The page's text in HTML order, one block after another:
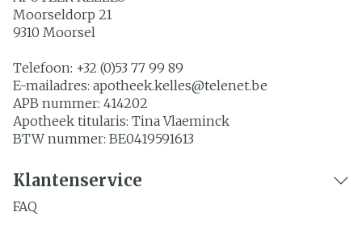
Moorseldorp 21
9310 Moorsel
Telefoon: +32 (0)53 77 99 89
E-mailadres: apotheek.kelles@telenet.be
APB nummer: 414202
Apotheek titularis: Tina Vlaeminck
BTW nummer: BE0419591613
Klantenservice
FAQ